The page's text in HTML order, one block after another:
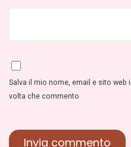
Salva il mio nome, email e sito
volta che commento.